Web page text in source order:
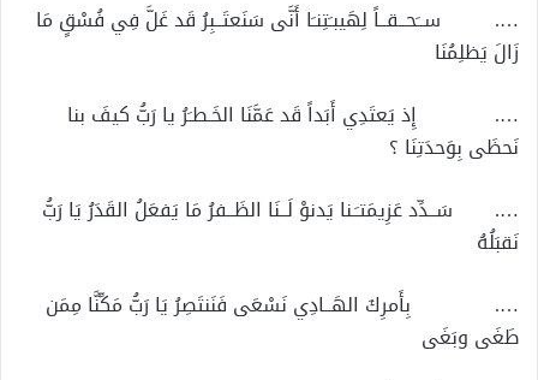
…. ســَحــقــاً لِهَيبـَتِنـَا أَنَّى سَنَعتَــبِرُ قَد غَلَّ فِي فُسْقٍ مَا
زَالَ يَظلِمُنَا
…. إِذ يَعتَدِي أَبَداً قَد عَمَّنَا الخَـطـَرُ يا رَبُّ كيفَ بنا
نَحظَى بِوَحدَتِنَا ؟
…. سَــدِّد عَزِيمَتـَـنا يَدنوْ لَــنَا الظَــفرُ مَا يَفعَلُ القَدَرُ يَا رَبُّ
نَقبَلُهُ
…. بِأَمرِكَ الهَــادِي نَسْعَى فَنَنتَصِرُ يَا رَبُّ مَكِّنَّا مِمَن
طَغَى وبَغَى